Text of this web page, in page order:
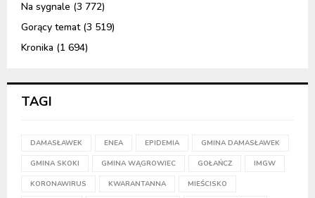
Na sygnale (3 772)
Gorący temat(3 519)
Kronika (1 694)
TAGI
DAMASŁAWEK ENEA EPIDEMIA GMINA DAMASŁAWEK
GMINA SKOKI GMINA WĄGROWIEC GOŁAŃCZ IMGW
KORONAWIRUS KWARANTANNA MIEŚCISKO